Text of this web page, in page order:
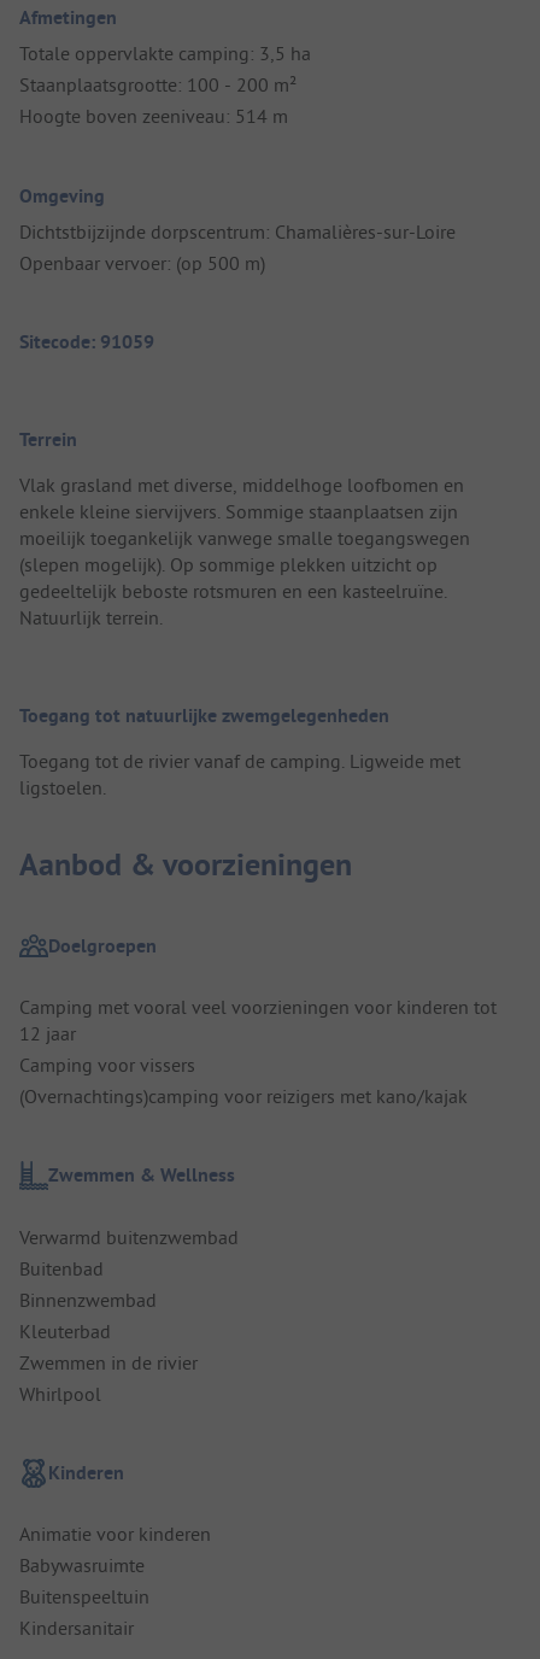
Afmetingen
Totale oppervlakte camping: 3,5 ha
Staanplaatsgrootte: 100 - 200 m²
Hoogte boven zeeniveau: 514 m
Omgeving
Dichtstbijzijnde dorpscentrum: Chamalières-sur-Loire
Openbaar vervoer: (op 500 m)
Sitecode: 91059
Terrein
Vlak grasland met diverse, middelhoge loofbomen en
enkele kleine siervijvers. Sommige staanplaatsen zijn
moeilijk toegankelijk vanwege smalle toegangswegen
(slepen mogelijk). Op sommige plekken uitzicht op
gedeeltelijk beboste rotsmuren en een kasteelruïne.
Natuurlijk terrein.
Toegang tot natuurlijke zwemgelegenheden
Toegang tot de rivier vanaf de camping. Ligweide met
ligstoelen.
Aanbod & voorzieningen
Doelgroepen
Camping met vooral veel voorzieningen voor kinderen tot
12 jaar
Camping voor vissers
(Overnachtings)camping voor reizigers met kano/kajak
Zwemmen & Wellness
Verwarmd buitenzwembad
Buitenbad
Binnenzwembad
Kleuterbad
Zwemmen in de rivier
Whirlpool
Kinderen
Animatie voor kinderen
Babywasruimte
Buitenspeeltuin
Kindersanitair